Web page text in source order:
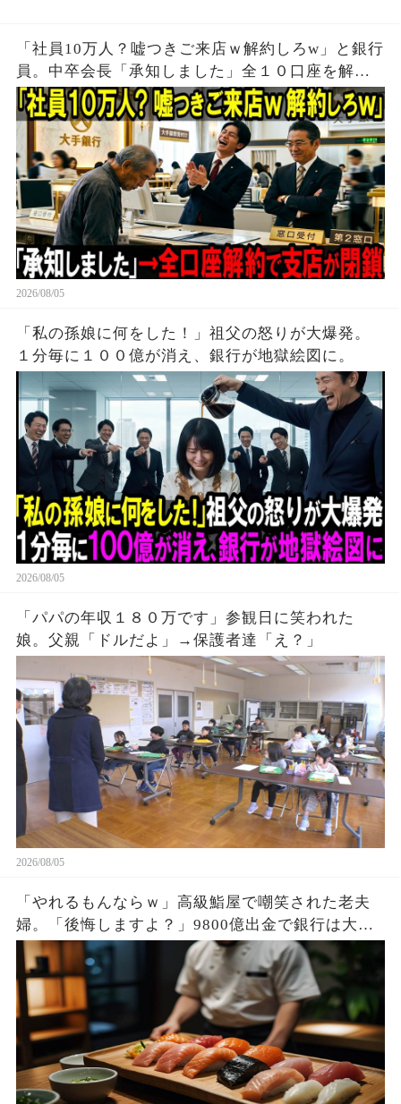
「社員10万人？嘘つきご来店ｗ解約しろw」と銀行
員。中卒会長「承知しました」全１０口座を解約
し支店が閉鎖
2026/08/05
「私の孫娘に何をした！」祖父の怒りが大爆発。
１分毎に１００億が消え、銀行が地獄絵図に。
2026/08/05
「パパの年収１８０万です」参観日に笑われた
娘。父親「ドルだよ」→保護者達「え？」
2026/08/05
「やれるもんならｗ」高級鮨屋で嘲笑された老夫
婦。「後悔しますよ？」9800億出金で銀行は大惨
事。